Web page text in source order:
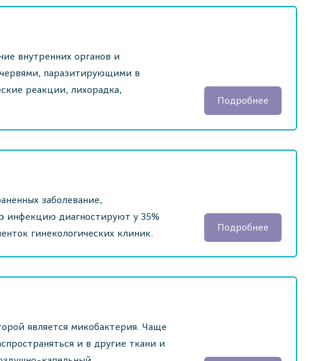
внутренних органов и
паразитирующими в
реакции, лихорадка,
Подробнее
заболевание,
инфекцию диагностируют у 35%
гинекологических клиник.
Подробнее
является микобактерия. Чаще
и в другие ткани и